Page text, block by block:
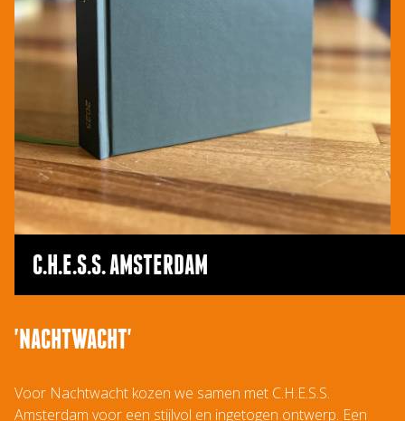
C.H.E.S.S. AMSTERDAM
'NACHTWACHT'
Voor Nachtwacht kozen we samen met C.H.E.S.S.
Amsterdam voor een stijlvol en ingetogen ontwerp. Een